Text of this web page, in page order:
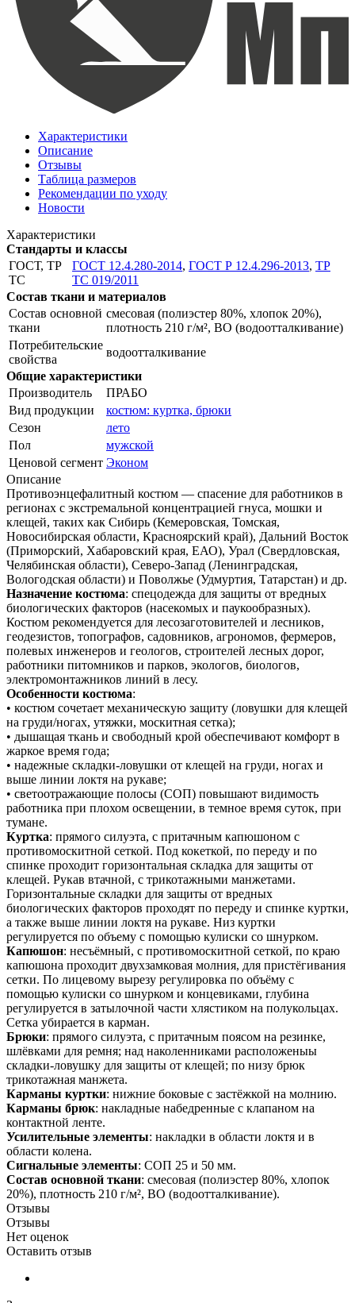
Характеристики
Описание
Отзывы
Таблица размеров
Рекомендации по уходу
Новости
Характеристики
Стандарты и классы
ГОСТ, ТР
ТС
ГОСТ 12.4.280-2014, ГОСТ Р 12.4.296-2013, ТР
ТС 019/2011
Состав ткани и материалов
Состав основной
ткани
смесовая (полиэстер 80%, хлопок 20%),
плотность 210 г/м², ВО (водоотталкивание)
Потребительские
свойства
водоотталкивание
Общие характеристики
Производитель
ПРАБО
Вид продукции
костюм: куртка, брюки
Сезон
лето
Пол
мужской
Ценовой сегмент Эконом
Описание
Противоэнцефалитный костюм — спасение для работников в
регионах с экстремальной концентрацией гнуса, мошки и
клещей, таких как Сибирь (Кемеровская, Томская,
Новосибирская области, Красноярский край), Дальний Восток
(Приморский, Хабаровский края, ЕАО), Урал (Свердловская,
Челябинская области), Северо-Запад (Ленинградская,
Вологодская области) и Поволжье (Удмуртия, Татарстан) и др.
Назначение костюма: спецодежда для защиты от вредных
биологических факторов (насекомых и паукообразных).
Костюм рекомендуется для лесозаготовителей и лесников,
геодезистов, топографов, садовников, агрономов, фермеров,
полевых инженеров и геологов, строителей лесных дорог,
работники питомников и парков, экологов, биологов,
электромонтажников линий в лесу.
Особенности костюма:
• костюм сочетает механическую защиту (ловушки для клещей
на груди/ногах, утяжки, москитная сетка);
• дышащая ткань и свободный крой обеспечивают комфорт в
жаркое время года;
• надежные складки‑ловушки от клещей на груди, ногах и
выше линии локтя на рукаве;
• светоотражающие полосы (СОП) повышают видимость
работника при плохом освещении, в темное время суток, при
тумане.
Куртка: прямого силуэта, с притачным капюшоном с
противомоскитной сеткой. Под кокеткой, по переду и по
спинке проходит горизонтальная складка для защиты от
клещей. Рукав втачной, с трикотажными манжетами.
Горизонтальные складки для защиты от вредных
биологических факторов проходят по переду и спинке куртки,
а также выше линии локтя на рукаве. Низ куртки
регулируется по объему с помощью кулиски со шнурком.
Капюшон: несъёмный, с противомоскитной сеткой, по краю
капюшона проходит двухзамковая молния, для пристёгивания
сетки. По лицевому вырезу регулировка по объёму с
помощью кулиски со шнурком и концевиками, глубина
регулируется в затылочной части хлястиком на полукольцах.
Сетка убирается в карман.
Брюки: прямого силуэта, с притачным поясом на резинке,
шлёвками для ремня; над наколенниками расположеныы
складки-ловушку для защиты от клещей; по низу брюк
трикотажная манжета.
Карманы куртки: нижние боковые с застёжкой на молнию.
Карманы брюк: накладные набедренные с клапаном на
контактной ленте.
Усилительные элементы: накладки в области локтя и в
области колена.
Сигнальные элементы: СОП 25 и 50 мм.
Состав основной ткани: смесовая (полиэстер 80%, хлопок
20%), плотность 210 г/м², ВО (водоотталкивание).
Отзывы
Отзывы
Нет оценок
Оставить отзыв